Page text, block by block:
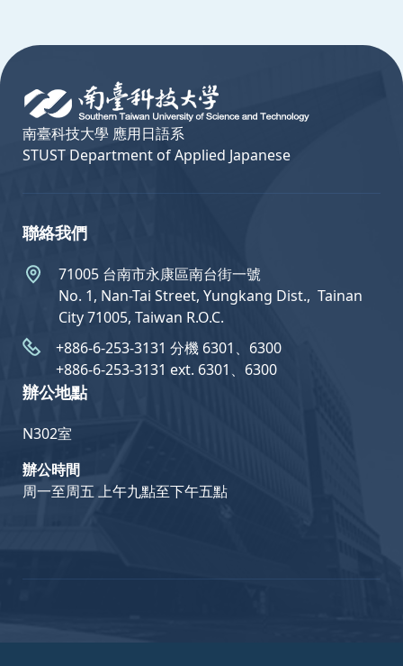
南臺科技大學 應用日語系
STUST Department of Applied Japanese
聯絡我們
71005 台南市永康區南台街一號
No. 1, Nan-Tai Street, Yungkang Dist.,  Tainan
City 71005, Taiwan R.O.C.
+886-6-253-3131 分機 6301、6300
+886-6-253-3131 ext. 6301、6300
辦公地點
N302室
辦公時間
周一至周五 上午九點至下午五點